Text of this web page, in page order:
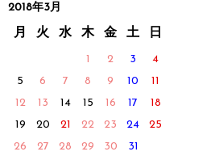
2018年3月
月 火 水 木 金 土 日
1 2 3
4
5
6 7 8 9 10
11
12
13 14 15 16 17
18
19
20 21 22 23 24
25
26
27 28 29 30
31